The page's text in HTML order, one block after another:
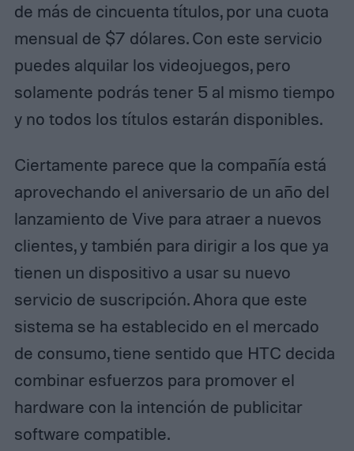
de más de cincuenta títulos, por una cuota
mensual de $7 dólares. Con este servicio
puedes alquilar los videojuegos, pero
solamente podrás tener 5 al mismo tiempo
y no todos los títulos estarán disponibles.
Ciertamente parece que la compañía está
aprovechando el aniversario de un año del
lanzamiento de Vive para atraer a nuevos
clientes, y también para dirigir a los que ya
tienen un dispositivo a usar su nuevo
servicio de suscripción. Ahora que este
sistema se ha establecido en el mercado
de consumo, tiene sentido que HTC decida
combinar esfuerzos para promover el
hardware con la intención de publicitar
software compatible.